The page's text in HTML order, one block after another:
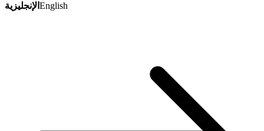
الإنجليزية English